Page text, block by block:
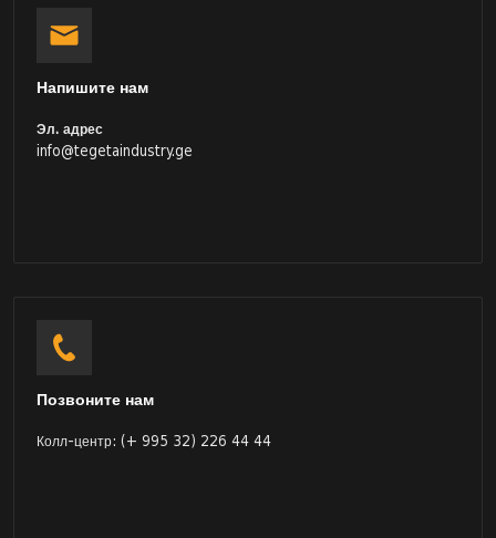
Напишите нам
Эл. адрес
info@tegetaindustry.ge
Позвоните нам
Колл-центр: (+ 995 32) 226 44 44